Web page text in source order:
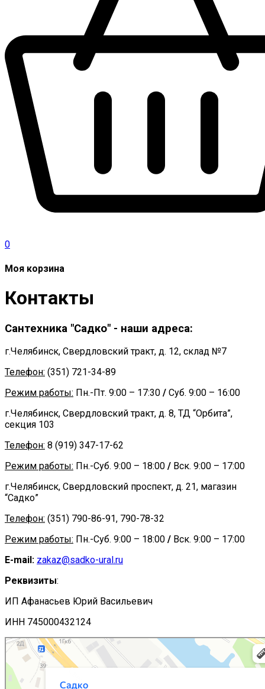
0
Моя корзина
Контакты
Сантехника "Садко" - наши адреса:
г.Челябинск, Свердловский тракт, д. 12, склад №7
Телефон: (351) 721-34-89
Режим работы: Пн.-Пт. 9:00 – 17:30 / Суб. 9:00 – 16:00
г.Челябинск, Свердловский тракт, д. 8, ТД “Орбита”,
секция 103
Телефон: 8 (919) 347-17-62
Режим работы: Пн.-Суб. 9:00 – 18:00 / Вск. 9:00 – 17:00
г.Челябинск, Свердловский проспект, д. 21, магазин
“Садко”
Телефон: (351) 790-86-91, 790-78-32
Режим работы: Пн.-Суб. 9:00 – 18:00 / Вск. 9:00 – 17:00
E-mail: zakaz@sadko-ural.ru
Реквизиты:
ИП Афанасьев Юрий Васильевич
ИНН 745000432124